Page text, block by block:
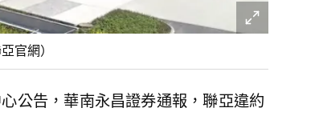
官網）
公告，華南永昌證券通報，聯亞違約